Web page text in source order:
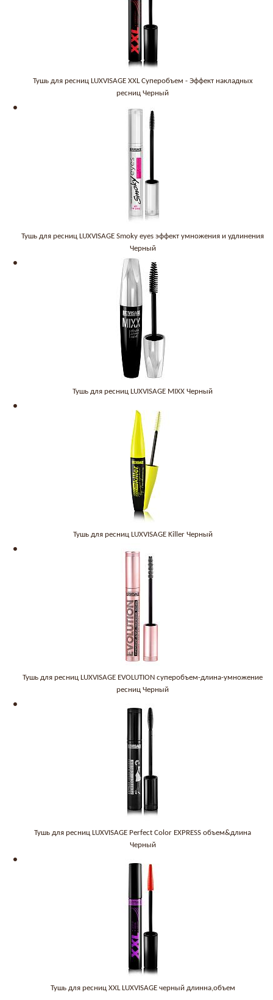
Тушь для ресниц LUXVISAGE XXL Суперобъем - Эффект накладных
ресниц Черный
Тушь для ресниц LUXVISAGE Smoky eyes эффект умножения и удлинения
Черный
Тушь для ресниц LUXVISAGE MIXX Черный
Тушь для ресниц LUXVISAGE Killer Черный
Тушь для ресниц LUXVISAGE EVOLUTION суперобъем-длина-умножение
ресниц Черный
Тушь для ресниц LUXVISAGE Perfect Color EXPRESS объем&длина
Черный
Тушь для ресниц XXL LUXVISAGE черный длинна,объем